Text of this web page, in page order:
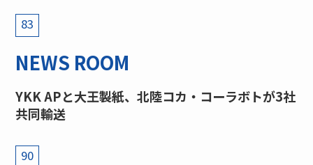
83
NEWS ROOM
YKK APと大王製紙、北陸コカ・コーラボトが3社
共同輸送
90